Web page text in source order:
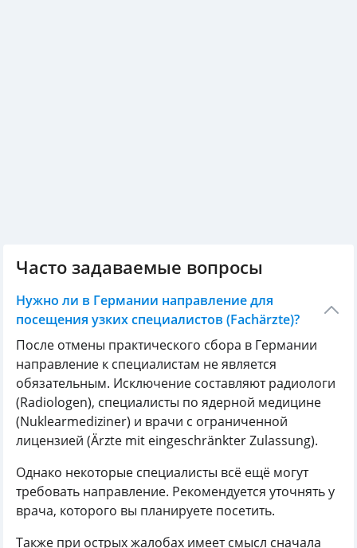
Часто задаваемые вопросы
Нужно ли в Германии направление для
посещения узких специалистов (Fachärzte)?
После отмены практического сбора в Германии
направление к специалистам не является
обязательным. Исключение составляют радиологи
(Radiologen), специалисты по ядерной медицине
(Nuklearmediziner) и врачи с ограниченной
лицензией (Ärzte mit eingeschränkter Zulassung).
Однако некоторые специалисты всё ещё могут
требовать направление. Рекомендуется уточнять у
врача, которого вы планируете посетить.
Также при острых жалобах имеет смысл сначала